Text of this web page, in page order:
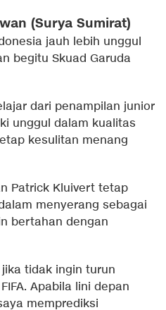
(Surya Sumirat)
jauh lebih unggul
begitu Skuad Garuda
dari penampilan junior
unggul dalam kualitas
kesulitan menang
Patrick Kluivert tetap
menyerang sebagai
bertahan dengan
tidak ingin turun
Apabila lini depan
memprediksi